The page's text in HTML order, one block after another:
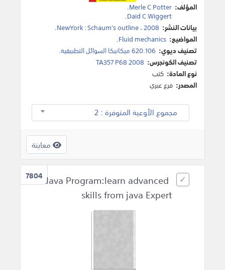
المؤلف: Merle C Potter
.
Daid C Wiggert
.
بيانات النشر:
NewYork:Schaum's outline،2008
.
المواضيع: Fluid mechanics
.
تصنيف ديوي: 620.106 ميكانيكا السوائل التطبيقية.
تصنيف الكونجرس: TA357 P68 2008
نوع المادة: كتب
المصدر: فرع عبري
مجموع الأوعية المتوفرة : 2
معاينة
7804 Java Program:learn advanced
skills from java Expert